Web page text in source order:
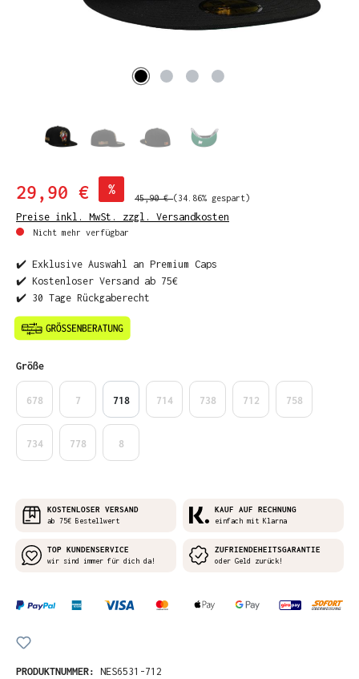
29,90 € %
45,90 €(34.86% gespart)
Preise inkl. MwSt. zzgl. Versandkosten
Nicht mehr verfügbar
✔️ Exklusive Auswahl an Premium Caps
✔️ Kostenloser Versand ab 75€
✔️ 30 Tage Rückgaberecht
Größeauswählen
678 7 718 714 738 712 758
734 778 8
KOSTENLOSER VERSAND
ab 75€ Bestellwert
KAUF AUF RECHNUNG
einfach mit Klarna
TOP KUNDENSERVICE
wir sind immer für dich da!
ZUFRIENDEHEITSGARANTIE
oder Geld zurück!
PRODUKTNUMMER: NES6531-712